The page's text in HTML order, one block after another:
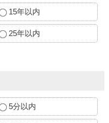
15年以内
25年以内
5分以内